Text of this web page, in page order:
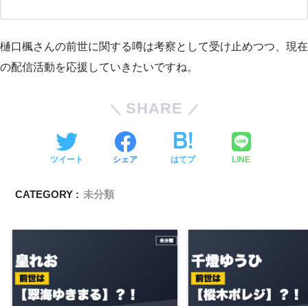
樋口楓さんの前世に関する噂は考察として受け止めつつ、現在
の配信活動を応援していきたいですね。
SHARE
ツイート シェア はてブ LINE
CATEGORY : 未分類